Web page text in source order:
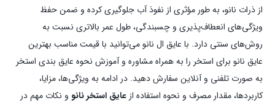
از ذرات نانو، به طور مؤثری از نفوذ آب جلوگیری کرده و ضمن حفظ
ویژگی‌های انعطاف‌پذیری و چسبندگی، طول عمر بالاتری نسبت به
روش‌های سنتی دارد. با عایق ال نانو می‌توانید با قیمت مناسب بهترین
عایق نانو برای استخر را به همراه مشاوره و آموزش نحوه عایق بندی استخر
به صورت تلفنی و آنلاین سفارش دهید. در ادامه به ویژگی‌ها، مزایا،
کاربردها، مقدار مصرف و نحوه استفاده از عایق استخر نانو و نکات مهم در